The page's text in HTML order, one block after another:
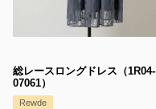
総レースロングドレス（1R04-
07061）
Rewde